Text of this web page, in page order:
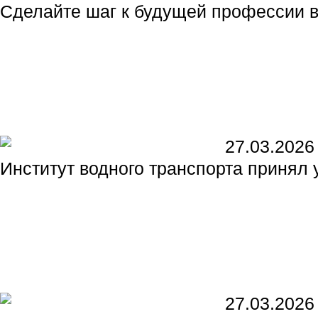
Сделайте шаг к будущей
27.03.2026
Институт водного транспорта
27.03.2026